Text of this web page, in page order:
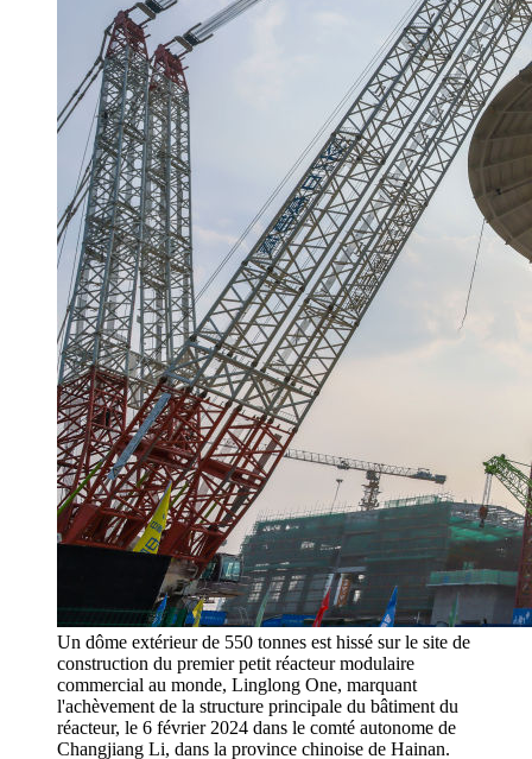
Un dôme extérieur de 550 tonnes est hissé sur le site de
construction du premier petit réacteur modulaire
commercial au monde, Linglong One, marquant
l'achèvement de la structure principale du bâtiment du
réacteur, le 6 février 2024 dans le comté autonome de
Changjiang Li, dans la province chinoise de Hainan.